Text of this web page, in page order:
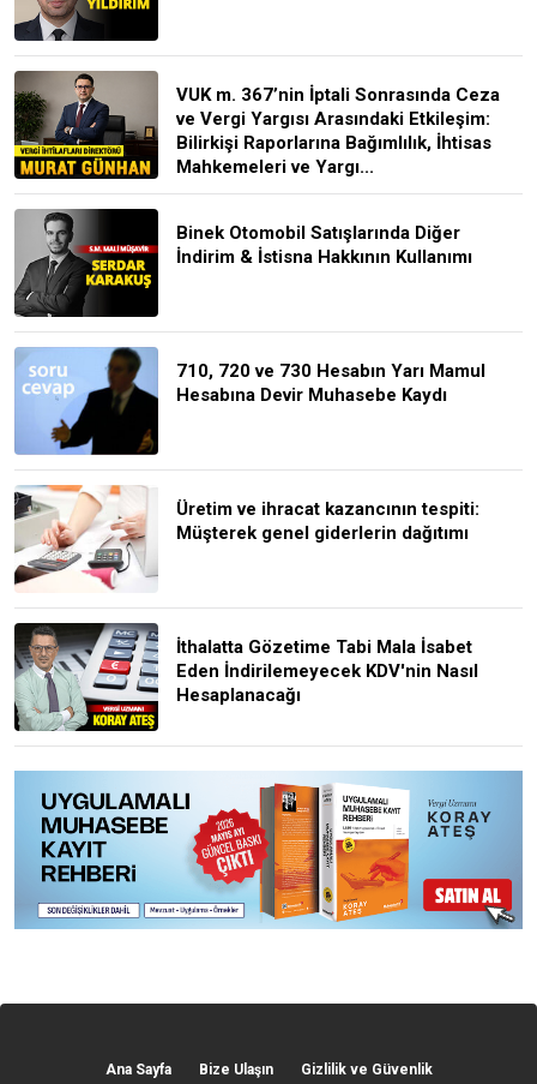
VUK m. 367’nin İptali Sonrasında Ceza
ve Vergi Yargısı Arasındaki Etkileşim:
Bilirkişi Raporlarına Bağımlılık, İhtisas
Mahkemeleri ve Yargı...
Binek Otomobil Satışlarında Diğer
İndirim & İstisna Hakkının Kullanımı
710, 720 ve 730 Hesabın Yarı Mamul
Hesabına Devir Muhasebe Kaydı
Üretim ve ihracat kazancının tespiti:
Müşterek genel giderlerin dağıtımı
İthalatta Gözetime Tabi Mala İsabet
Eden İndirilemeyecek KDV'nin Nasıl
Hesaplanacağı
Ana Sayfa Bize Ulaşın Gizlilik ve Güvenlik